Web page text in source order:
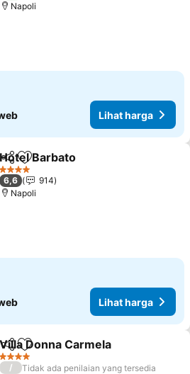
Napoli
Lihat harga
BagikanTambahkan ke favorit
Hotel Barbato
4 Bintang
6,6
914
Napoli
Lihat harga
BagikanTambahkan ke favorit
Villa Donna Carmela
4 Bintang
/
Tidak ada penilaian yang tersedia